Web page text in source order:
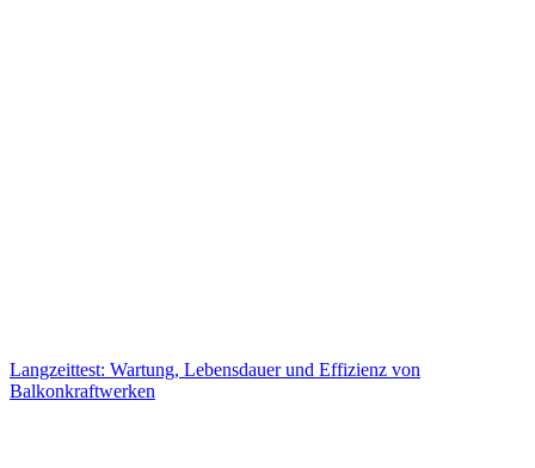
Langzeittest: Wartung, Lebensdauer und Effizienz von
Balkonkraftwerken